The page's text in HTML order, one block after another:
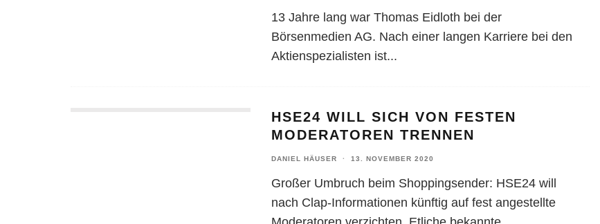
13 Jahre lang war Thomas Eidloth bei der
Börsenmedien AG. Nach einer langen Karriere bei den
Aktienspezialisten ist...
HSE24 WILL SICH VON FESTEN
MODERATOREN TRENNEN
DANIEL HÄUSER · 13. NOVEMBER 2020
Großer Umbruch beim Shoppingsender: HSE24 will
nach Clap-Informationen künftig auf fest angestellte